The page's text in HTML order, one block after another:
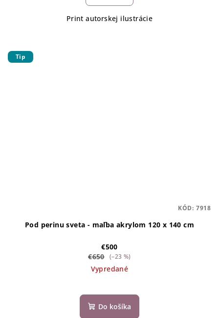
Print autorskej ilustrácie
Tip
Pod perinu sveta - maľba akrylom 120 x 140 cm
€500
€650 (–23 %)
Vypredané
Do košíka
KÓD: 7918